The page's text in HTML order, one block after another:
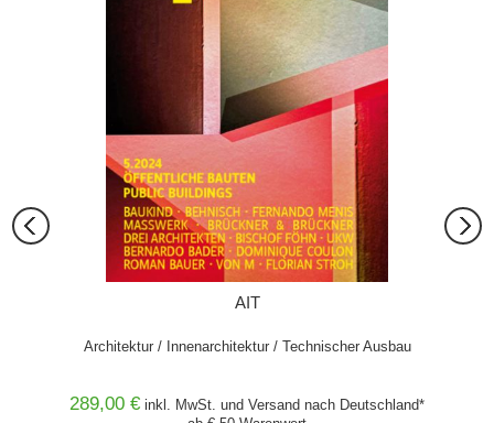
AIT
Architektur / Innenarchitektur / Technischer Ausbau
289,00 € inkl. MwSt. undVersand nach Deutschland*